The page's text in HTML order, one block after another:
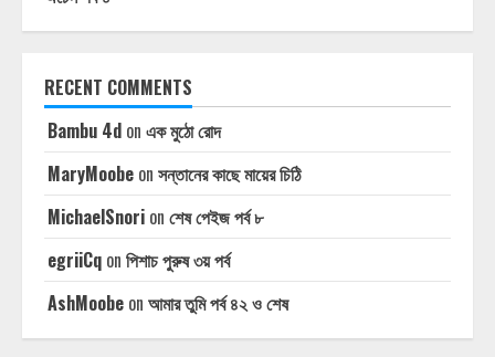
RECENT COMMENTS
Bambu 4d on এক মুঠো রোদ
MaryMoobe on সন্তানের কাছে মায়ের চিঠি
MichaelSnori on শেষ পেইজ পর্ব ৮
egriiCq on পিশাচ পুরুষ ৩য় পর্ব
AshMoobe on আমার তুমি পর্ব ৪২ ও শেষ